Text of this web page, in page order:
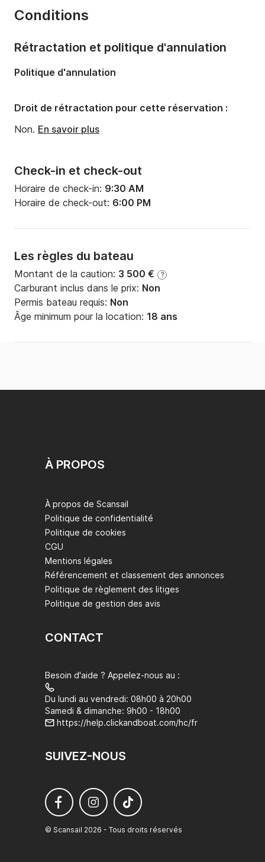
Nombre de couchages:
Longueur:
Puissance moteur:19cv
Conditions
Check-in et check-out
Horaire de check-in: 9:30 AM
Horaire de check-out: 6:00 PM
Les règles du bateau
Montant de la caution: 3 500 € ?
Carburant inclus dans le prix: Non
Permis bateau requis: Non
Âge minimum pour la location: 18 ans
Rétractation et politique d'annulation
Politique d'annulation
Droit de rétractation pour cette réservation :
Non. En savoir plus
À PROPOS
À propos de Scansail
Politique de confidentialité
Politique de cookies
CGU
Mentions légales
Référencement et classement des annonces
Politique de règlement des litiges
Politique de gestion des avis
CONTACT
Besoin d'aide ? Appelez-nous au :
Du lundi au vendredi: 08h00 à 20h00
Samedi & dimanche: 9h00 - 18h00
https://help.clickandboat.com/hc/fr
SUIVEZ-NOUS
© Scansail 2026 - Tous droits réservés